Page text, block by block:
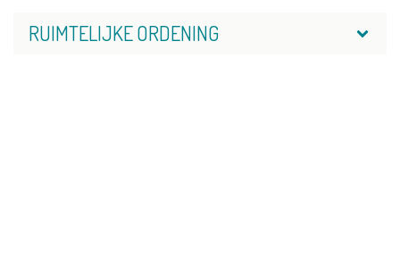
RUIMTELIJKE ORDENING